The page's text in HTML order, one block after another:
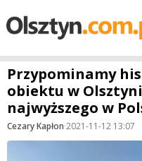
Przypominamy
obiektu w
najwyższego w
Cezary Kapłon·2021-11-12 13:07